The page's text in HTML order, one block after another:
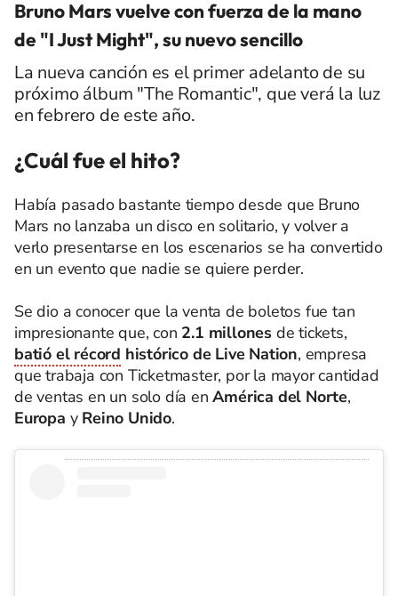
Bruno Mars vuelve con fuerza de la mano
de "I Just Might", su nuevo sencillo
La nueva canción es el primer adelanto de su
próximo álbum "The Romantic", que verá la luz
en febrero de este año.
¿Cuál fue el hito?
Había pasado bastante tiempo desde que Bruno
Mars no lanzaba un disco en solitario, y volver a
verlo presentarse en los escenarios se ha convertido
en un evento que nadie se quiere perder.
Se dio a conocer que la venta de boletos fue tan
impresionante que, con 2.1 millones de tickets,
batió el récord histórico de Live Nation, empresa
que trabaja con Ticketmaster, por la mayor cantidad
de ventas en un solo día enAmérica del Norte,
Europa y Reino Unido.